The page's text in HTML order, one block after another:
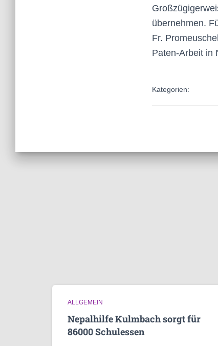
übernehmen.
Fr.
Paten-Arbeit in
Kategorien:
ALLGEMEIN
Nepalhilfe Kulmbach sorgt für
86000 Schulessen